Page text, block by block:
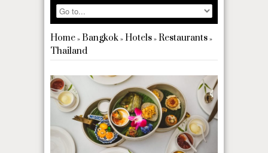
Home » Bangkok » Hotels » Restaurants »
Thailand